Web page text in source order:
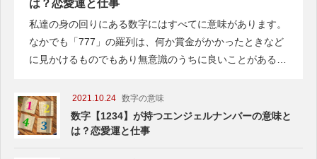
は？恋愛運と仕事
私達の身の回りにある数字にはすべてに意味があります。
なかでも「777」の羅列は、何か賞金がかかったときなど
に見かけるものでもあり無意識のうちに良いことがあるイ
2021.10.24 数字の意味
数字【1234】が持つエンジェルナンバーの意味と
は？恋愛運と仕事